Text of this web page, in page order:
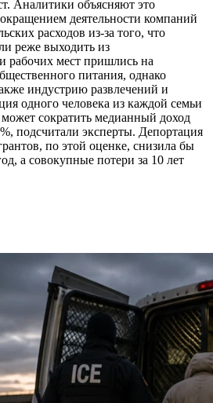
Аналитики объясняют это
деятельности компаний
расходов из-за того, что
реже выходить из
рабочих мест пришлись на
питания, однако
индустрию развлечений и
одного человека из каждой семьи
сократить медианный доход
подсчитали эксперты. Депортация
по этой оценке, снизила бы
а совокупные потери за 10 лет